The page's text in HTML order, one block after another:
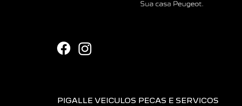
PIGALLE VEICULOS PECAS E SERVICOS